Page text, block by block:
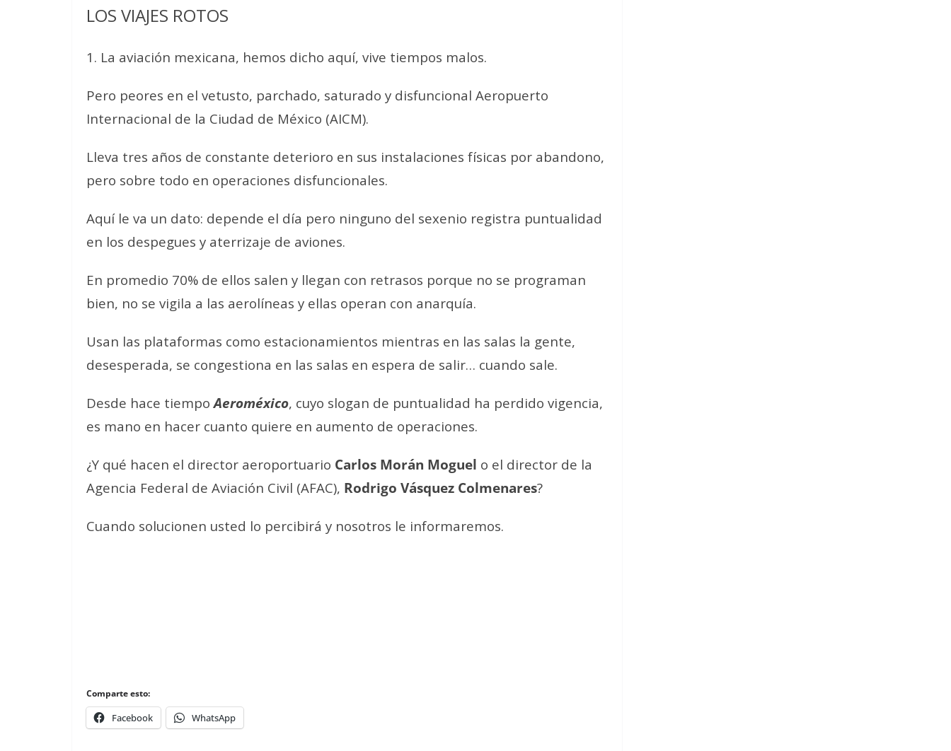
LOS VIAJES ROTOS
1. La aviación mexicana, hemos dicho aquí, vive tiempos malos.
Pero peores en el vetusto, parchado, saturado y disfuncional Aeropuerto
Internacional de la Ciudad de México (AICM).
Lleva tres años de constante deterioro en sus instalaciones físicas por abandono,
pero sobre todo en operaciones disfuncionales.
Aquí le va un dato: depende el día pero ninguno del sexenio registra puntualidad
en los despegues y aterrizaje de aviones.
En promedio 70% de ellos salen y llegan con retrasos porque no se programan
bien, no se vigila a las aerolíneas y ellas operan con anarquía.
Usan las plataformas como estacionamientos mientras en las salas la gente,
desesperada, se congestiona en las salas en espera de salir… cuando sale.
Desde hace tiempoAeroméxico, cuyo slogan de puntualidad ha perdido vigencia,
es mano en hacer cuanto quiere en aumento de operaciones.
¿Y qué hacen el director aeroportuario Carlos Morán Moguel o el director de la
Agencia Federal de Aviación Civil (AFAC), Rodrigo Vásquez Colmenares?
Cuando solucionen usted lo percibirá y nosotros le informaremos.
Comparte esto:
Facebook WhatsApp